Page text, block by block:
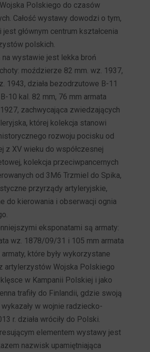
Polskiego do czasów
Całość wystawy dowodzi o tym,
jest głównym centrum kształcenia
polskich.
na wystawie jest lekka broń
moździerze 82 mm. wz. 1937,
1943, działa bezodrzutowe B-11
10 kal. 82 mm, 76 mm armata
zachwycająca zwiedzających
której kolekcja stanowi
rozwoju pocisku od
z XV wieku do współczesnej
kolekcja przeciwpancernych
od 3M6 Trzmiel do Spika,
przyrządy artyleryjskie,
do kierowania i obserwacji ognia
eksponatami są armaty:
wz. 1878/09/31 i 105 mm armata
które były wykorzystane
artylerzystów Wojska Polskiego
w Kampanii Polskiej i jako
trafiły do Finlandii, gdzie swoją
w wojnie radziecko-
r. działa wróciły do Polski.
elementem wystawy jest
nazwisk upamiętniająca